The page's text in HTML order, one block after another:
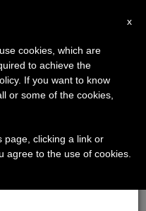
×
haremos la pausa
periodo de verano
y también el
x
cookies, which are
to achieve the
If you want to know
or some of the cookies,
page, clicking a link or
agree to the use of cookies.